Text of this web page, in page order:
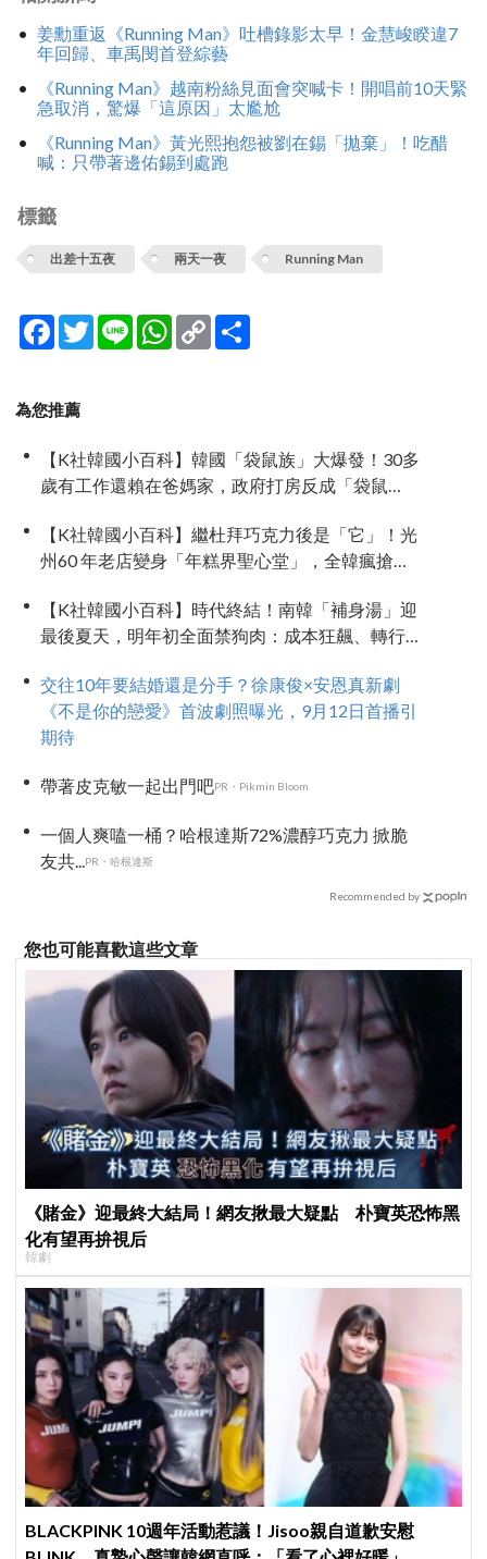
姜勳重返《Running Man》吐槽錄影太早！金慧峻睽違7
年回歸、車禹閔首登綜藝
《Running Man》越南粉絲見面會突喊卡！開唱前10天緊
急取消，驚爆「這原因」太尷尬
《Running Man》黃光熙抱怨被劉在錫「拋棄」！吃醋
喊：只帶著邊佑錫到處跑
標籤
出差十五夜 兩天一夜 Running Man
Facebook
TwitterLine WhatsApp
Copy
Link
為您推薦
【K社韓國小百科】韓國「袋鼠族」大爆發！30多
歲有工作還賴在爸媽家，政府打房反成「袋鼠
【K社韓國小百科】繼杜拜巧克力後是「它」！光
州60 年老店變身「年糕界聖心堂」，全韓瘋搶的
【K社韓國小百科】時代終結！南韓「補身湯」迎
最後夏天，明年初全面禁狗肉：成本狂飆、轉行
交往10年要結婚還是分手？徐康俊×安恩真新劇
《不是你的戀愛》首波劇照曝光，9月12日首播引
期待
帶著皮克敏一起出門吧PR・Pikmin Bloom
一個人爽嗑一桶？哈根達斯72%濃醇巧克力 掀脆
友共...PR・哈根達斯
Recommended by
您也可能喜歡這些文章
《賭金》迎最終大結局！網友揪最大疑點 朴寶英恐怖黑
化有望再拚視后
韓劇
BLACKPINK 10週年活動惹議！Jisoo親自道歉安慰